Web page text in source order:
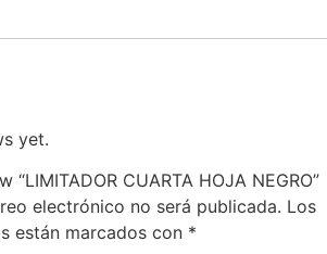
yet.
CUARTA HOJA NEGRO”
electrónico no será publicada. Los
están marcados con *